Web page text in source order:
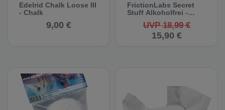
Edelrid Chalk Loose III
- Chalk
9,00 €
FrictionLabs Secret
Stuff Alkoholfrei -
UVP 18,99 €
15,90 €